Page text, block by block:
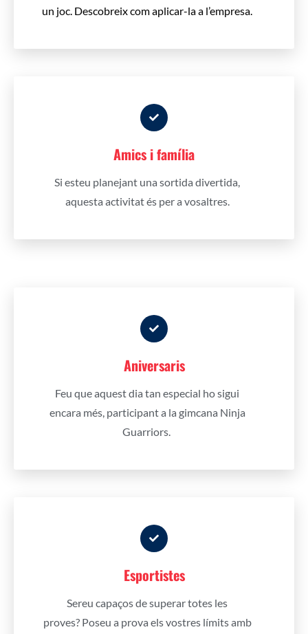
un joc. Descobreix com aplicar-la a l’empresa.
Amics i família
Si esteu planejant una sortida divertida,
aquesta activitat és per a vosaltres.
Aniversaris
Feu que aquest dia tan especial ho sigui
encara més, participant a la gimcana Ninja
Guarriors.
Esportistes
Sereu capaços de superar totes les
proves? Poseu a prova els vostres límits amb